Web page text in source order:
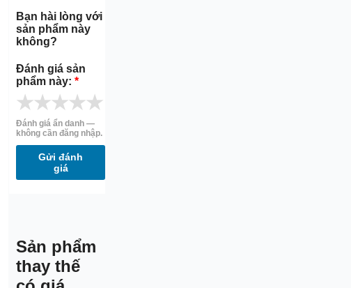
Bạn hài lòng với
sản phẩm này
không?
Đánh giá sản
phẩm này: *
★★★★★
Đánh giá ẩn danh —
không cần đăng nhập.
Gửi đánh
giá
Sản phẩm
thay thế